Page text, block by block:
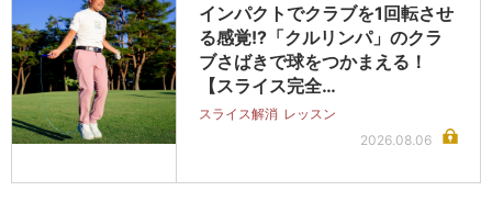
インパクトでクラブを1回転させ
る感覚!?「クルリンパ」のクラ
ブさばきで球をつかまえる！
【スライス完全…
スライス解消 レッスン
2026.08.06